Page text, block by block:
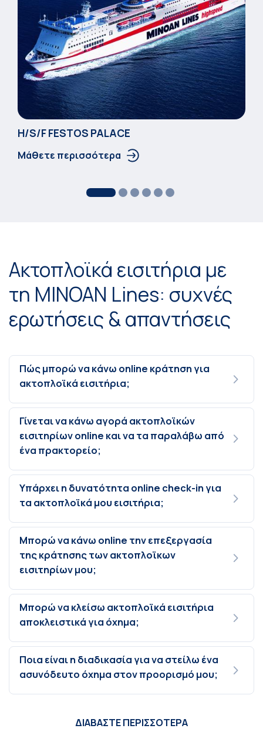
Η/S/F FESTOS PALACΕ
Μάθετε περισσότερα
Ακτοπλοϊκά εισιτήρια με
τη MINOAN Lines: συχνές
ερωτήσεις & απαντήσεις
Πώς μπορώ να κάνω online κράτηση για
ακτοπλοϊκά εισιτήρια;
Γίνεται να κάνω αγορά ακτοπλοϊκών
εισιτηρίων online και να τα παραλάβω από
ένα πρακτορείο;
Υπάρχει η δυνατότητα online check-in για
τα ακτοπλοϊκά μου εισιτήρια;
Μπορώ να κάνω online την επεξεργασία
της κράτησης των ακτοπλοϊκων
εισιτηρίων μου;
Μπορώ να κλείσω ακτοπλοϊκά εισιτήρια
αποκλειστικά για όχημα;
Ποια είναι η διαδικασία για να στείλω ένα
ασυνόδευτο όχημα στον προορισμό μου;
ΔΙΑΒΑΣΤΕ ΠΕΡΙΣΣΟΤΕΡΑ